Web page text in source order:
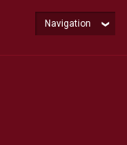
Navigation